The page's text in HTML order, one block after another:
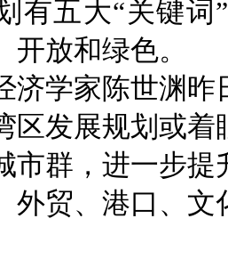
有五大“关键
开放和绿色。
学家陈世渊昨
区发展规划或
市群，进一步
外贸、港口、